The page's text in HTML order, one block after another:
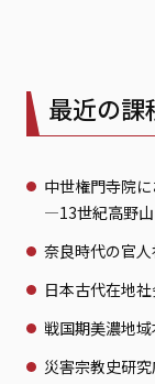
最近の課
中世権門寺院
—13世紀高野
奈良時代の官
日本古代在地
戦国期美濃地
災害宗教史研